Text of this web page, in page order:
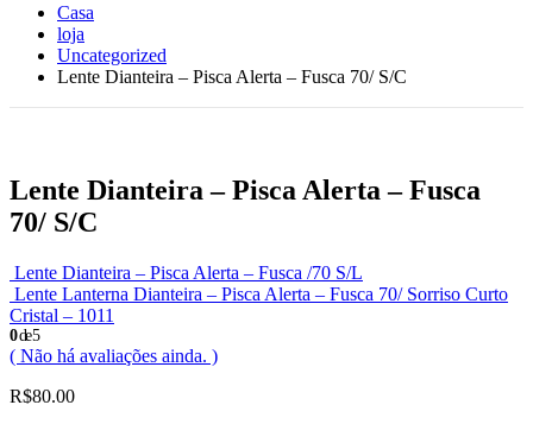
Casa
loja
Uncategorized
Lente Dianteira – Pisca Alerta – Fusca 70/ S/C
Lente Dianteira – Pisca Alerta – Fusca
70/ S/C
Lente Dianteira – Pisca Alerta – Fusca /70 S/L
Lente Lanterna Dianteira – Pisca Alerta – Fusca 70/ Sorriso Curto
Cristal – 1011
0de 5
( Não há avaliações ainda. )
R$80.00